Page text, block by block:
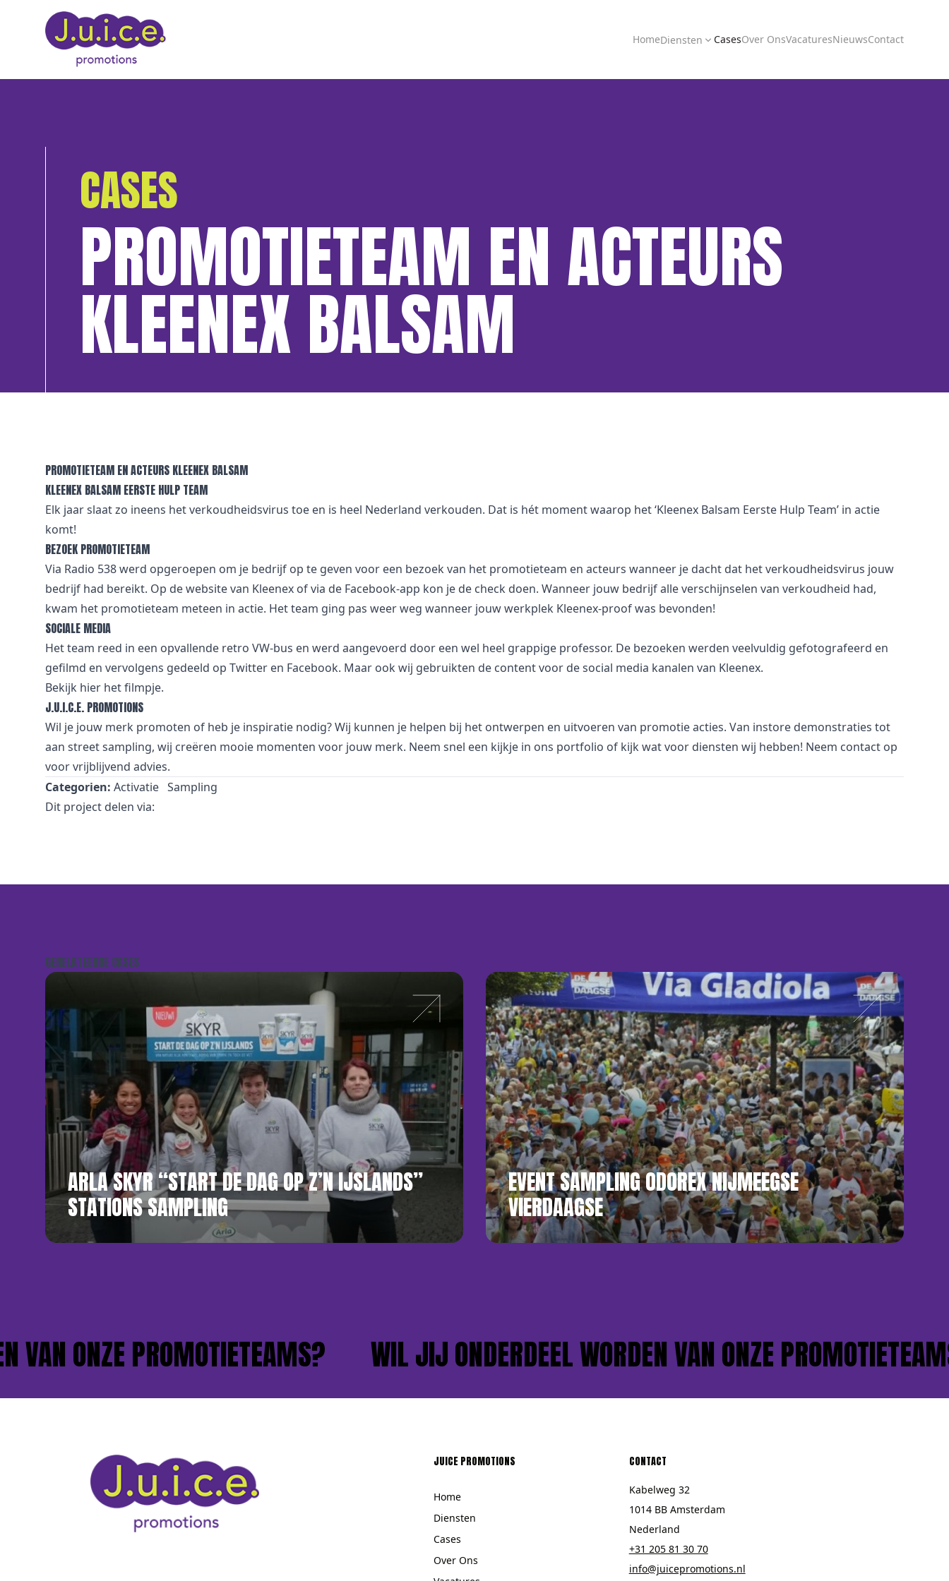
HomeDiensten CasesOver OnsVacaturesNieuwsContact
CASES
PROMOTIETEAM EN ACTEURS
KLEENEX BALSAM
PROMOTIETEAM EN ACTEURS KLEENEX BALSAM
KLEENEX BALSAM EERSTE HULP TEAM
Elk jaar slaat zo ineens het verkoudheidsvirus toe en is heel Nederland verkouden. Dat is hét moment waarop het ‘Kleenex Balsam Eerste Hulp Team’ in actie
komt!
BEZOEK PROMOTIETEAM
Via Radio 538 werd opgeroepen om je bedrijf op te geven voor een bezoek van het promotieteam en acteurs wanneer je dacht dat het verkoudheidsvirus jouw
bedrijf had bereikt. Op de website van Kleenex of via de Facebook-app kon je de check doen. Wanneer jouw bedrijf alle verschijnselen van verkoudheid had,
kwam het promotieteam meteen in actie. Het team ging pas weer weg wanneer jouw werkplek Kleenex-proof was bevonden!
SOCIALE MEDIA
Het team reed in een opvallende retro VW-bus en werd aangevoerd door een wel heel grappige professor. De bezoeken werden veelvuldig gefotografeerd en
gefilmd en vervolgens gedeeld op Twitter en Facebook. Maar ook wij gebruikten de content voor de social media kanalen van Kleenex.
Bekijk hier het filmpje.
J.U.I.C.E. PROMOTIONS
Wil je jouw merk promoten of heb je inspiratie nodig? Wij kunnen je helpen bij het ontwerpen en uitvoeren van promotie acties. Van instore demonstraties tot
aan street sampling, wij creëren mooie momenten voor jouw merk. Neem snel een kijkje in ons portfolio of kijk wat voor diensten wij hebben! Neem contact op
voor vrijblijvend advies.
Categorien: Activatie Sampling
Dit project delen via:
GERELATEERDE CASES
ARLA SKYR “START DE DAG OP Z’N IJSLANDS”
STATIONS SAMPLING
EVENT SAMPLING ODOREX NIJMEEGSE
VIERDAAGSE
ONZE PROMOTIETEAMS? WIL JIJ ONDERDEEL WORDEN VAN ONZE PROMOTIETEAMS?
JUICE PROMOTIONS
Home
Diensten
Cases
Over Ons
CONTACT
Kabelweg 32
1014 BB Amsterdam
Nederland
+31 205 81 30 70
info@juicepromotions.nl